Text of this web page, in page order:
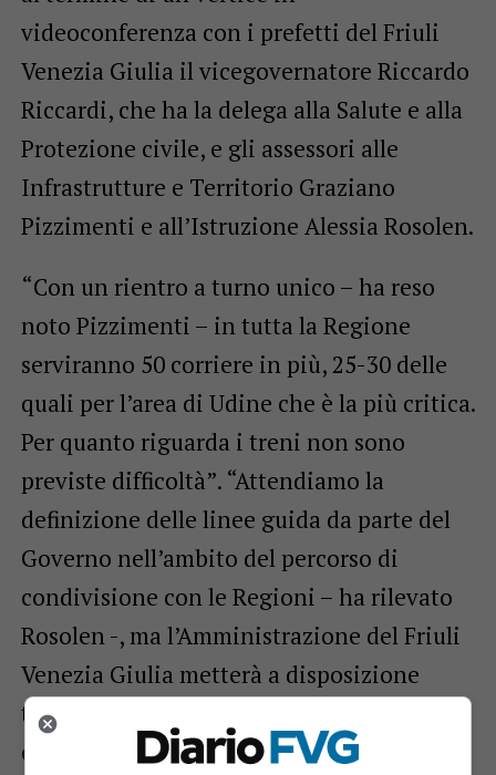
videoconferenza con i prefetti del Friuli
Venezia Giulia il vicegovernatore Riccardo
Riccardi, che ha la delega alla Salute e alla
Protezione civile, e gli assessori alle
Infrastrutture e Territorio Graziano
Pizzimenti e all’Istruzione Alessia Rosolen.
“Con un rientro a turno unico – ha reso
noto Pizzimenti – in tutta la Regione
serviranno 50 corriere in più, 25-30 delle
quali per l’area di Udine che è la più critica.
Per quanto riguarda i treni non sono
previste difficoltà”. “Attendiamo la
definizione delle linee guida da parte del
Governo nell’ambito del percorso di
condivisione con le Regioni – ha rilevato
Rosolen -, ma l’Amministrazione del Friuli
Venezia Giulia metterà a disposizione
tutto ciò che serve a ripartire in sicurezza
e informerà tempestivamente le famiglie